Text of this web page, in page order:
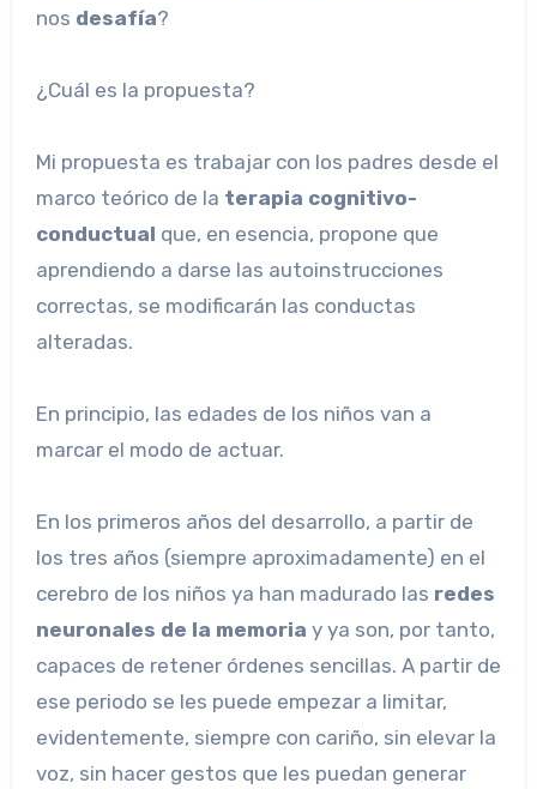
nos desafía?
¿Cuál es la propuesta?
Mi propuesta es trabajar con los padres desde el
marco teórico de la terapia cognitivo-
conductual que, en esencia, propone que
aprendiendo a darse las autoinstrucciones
correctas, se modificarán las conductas
alteradas.
En principio, las edades de los niños van a
marcar el modo de actuar.
En los primeros años del desarrollo, a partir de
los tres años (siempre aproximadamente) en el
cerebro de los niños ya han madurado las redes
neuronales de la memoria y ya son, por tanto,
capaces de retener órdenes sencillas. A partir de
ese periodo se les puede empezar a limitar,
evidentemente, siempre con cariño, sin elevar la
voz, sin hacer gestos que les puedan generar